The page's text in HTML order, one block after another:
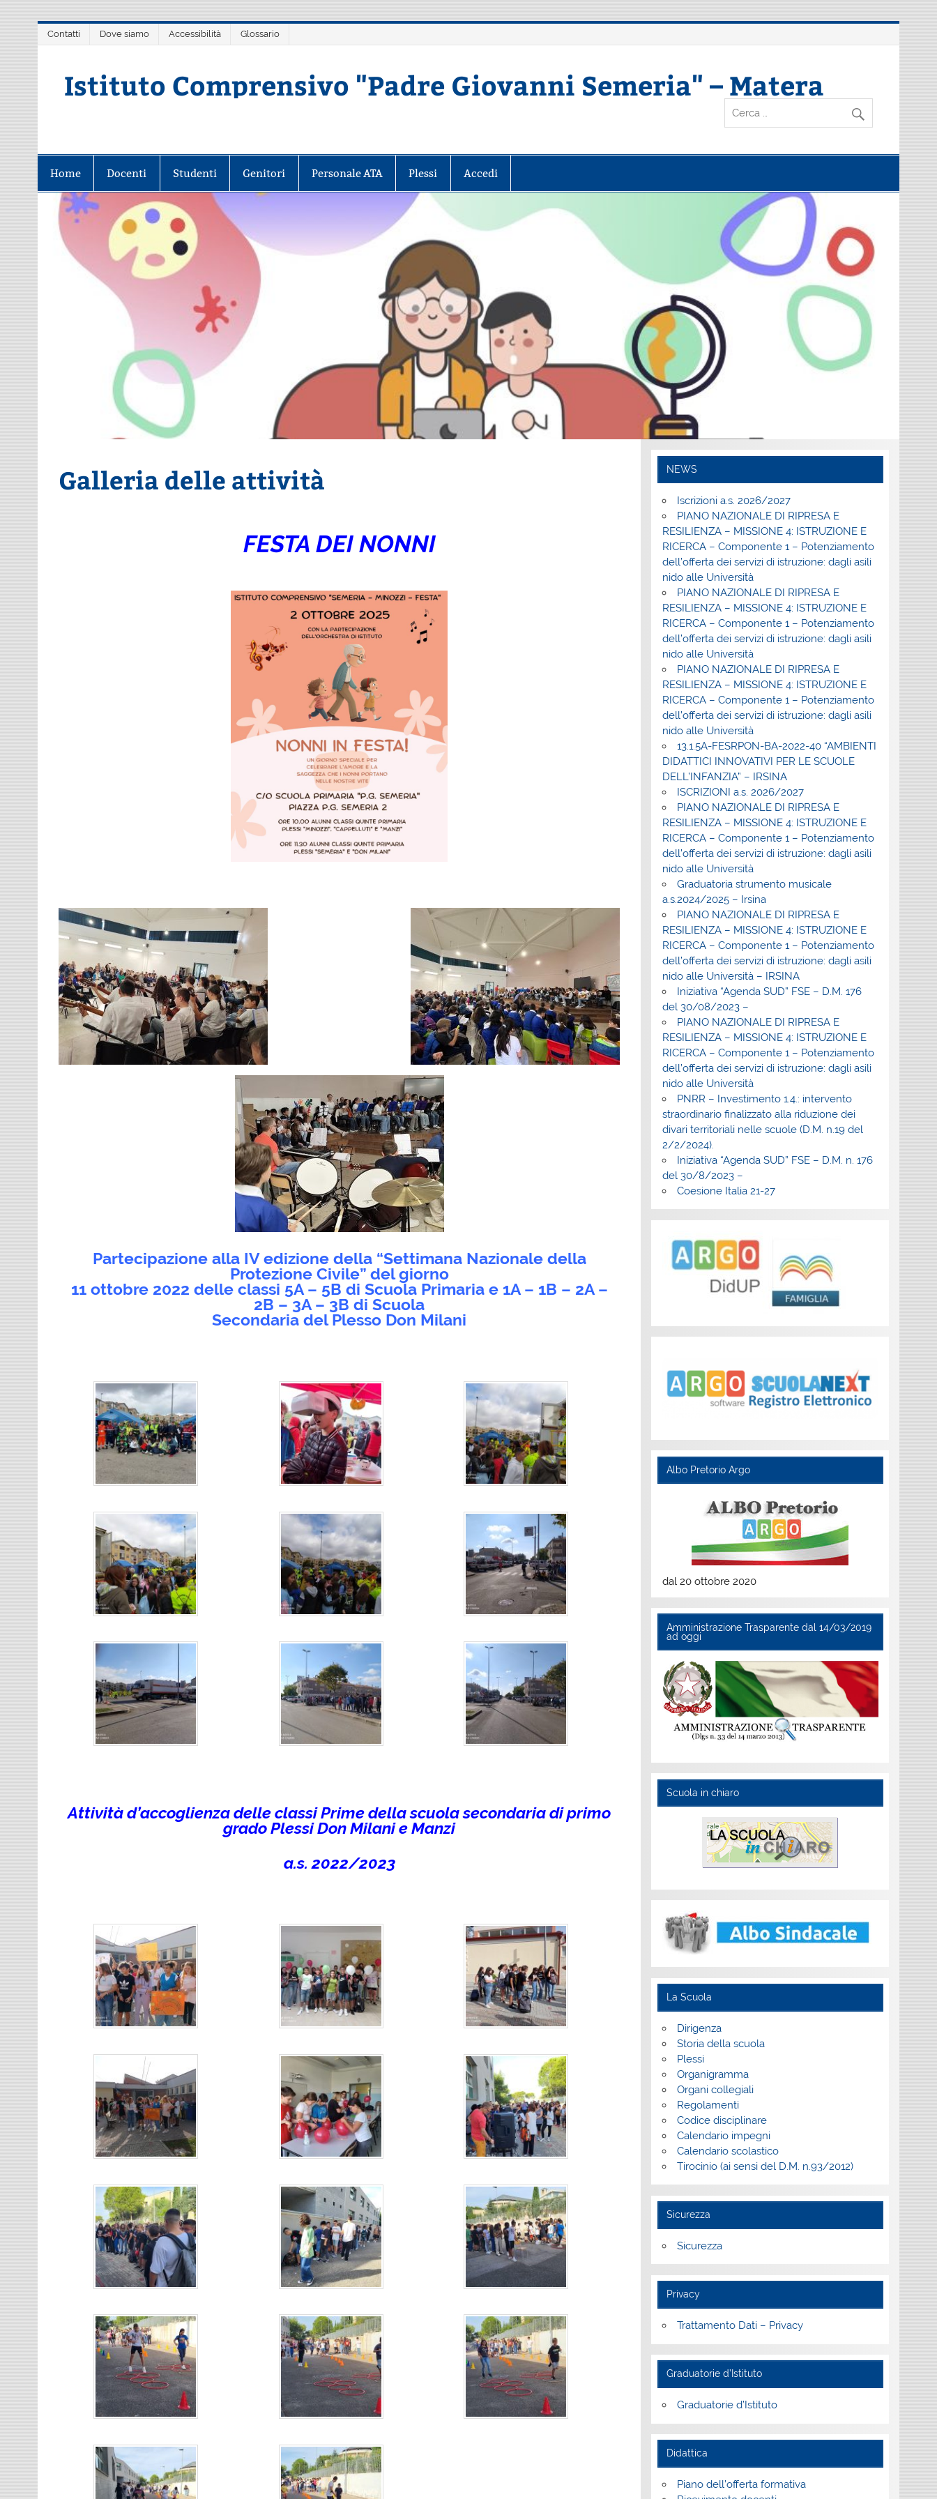
contenuto
Contatti Dove siamo Accessibilità Glossario
Istituto Comprensivo "Padre Giovanni Semeria" – Matera
Home Docenti Studenti Genitori Personale ATA Plessi Accedi
Galleria delle attività
FESTA DEI NONNI
Partecipazione alla IV edizione della “Settimana Nazionale della
Protezione Civile” del giorno
11 ottobre 2022 delle classi 5A – 5B di Scuola Primaria e 1A – 1B – 2A –
2B – 3A – 3B di Scuola
Secondaria del Plesso Don Milani
Attività d’accoglienza delle classi Prime della scuola secondaria di primo
grado Plessi Don Milani e Manzi
a.s. 2022/2023
NEWS
Iscrizioni a.s. 2026/2027
PIANO NAZIONALE DI RIPRESA E
RESILIENZA – MISSIONE 4: ISTRUZIONE E
RICERCA – Componente 1 – Potenziamento
dell’offerta dei servizi di istruzione: dagli asili
nido alle Università
PIANO NAZIONALE DI RIPRESA E
RESILIENZA – MISSIONE 4: ISTRUZIONE E
RICERCA – Componente 1 – Potenziamento
dell’offerta dei servizi di istruzione: dagli asili
nido alle Università
PIANO NAZIONALE DI RIPRESA E
RESILIENZA – MISSIONE 4: ISTRUZIONE E
RICERCA – Componente 1 – Potenziamento
dell’offerta dei servizi di istruzione: dagli asili
nido alle Università
13.1.5A-FESRPON-BA-2022-40 “AMBIENTI
DIDATTICI INNOVATIVI PER LE SCUOLE
DELL’INFANZIA” – IRSINA
ISCRIZIONI a.s. 2026/2027
PIANO NAZIONALE DI RIPRESA E
RESILIENZA – MISSIONE 4: ISTRUZIONE E
RICERCA – Componente 1 – Potenziamento
dell’offerta dei servizi di istruzione: dagli asili
nido alle Università
Graduatoria strumento musicale
a.s.2024/2025 – Irsina
PIANO NAZIONALE DI RIPRESA E
RESILIENZA – MISSIONE 4: ISTRUZIONE E
RICERCA – Componente 1 – Potenziamento
dell’offerta dei servizi di istruzione: dagli asili
nido alle Università – IRSINA
Iniziativa “Agenda SUD” FSE – D.M. 176
del 30/08/2023 –
PIANO NAZIONALE DI RIPRESA E
RESILIENZA – MISSIONE 4: ISTRUZIONE E
RICERCA – Componente 1 – Potenziamento
dell’offerta dei servizi di istruzione: dagli asili
nido alle Università
PNRR – Investimento 1.4.: intervento
straordinario finalizzato alla riduzione dei
divari territoriali nelle scuole (D.M. n.19 del
2/2/2024).
Iniziativa “Agenda SUD” FSE – D.M. n. 176
del 30/8/2023 –
Coesione Italia 21-27
Albo Pretorio Argo
dal 20 ottobre 2020
Amministrazione Trasparente dal 14/03/2019
ad oggi
Scuola in chiaro
La Scuola
Dirigenza
Storia della scuola
Plessi
Organigramma
Organi collegiali
Regolamenti
Codice disciplinare
Calendario impegni
Calendario scolastico
Tirocinio (ai sensi del D.M. n.93/2012)
Sicurezza
Sicurezza
Privacy
Trattamento Dati – Privacy
Graduatorie d’Istituto
Graduatorie d’Istituto
Didattica
Piano dell’offerta formativa